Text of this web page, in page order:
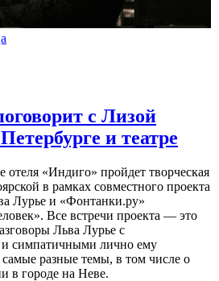
с Лизой
и театре
отеля «Индиго» пройдет творческая
в рамках совместного проекта
Лурье и «Фонтанки.ру»
Все встречи проекта — это
Льва Лурье с
симпатичными лично ему
разные темы, в том числе о
в городе на Неве.